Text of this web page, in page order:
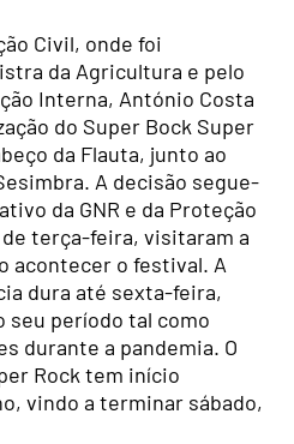
Civil, onde foi
da Agricultura e pelo
Interna, António Costa
do Super Bock Super
da Flauta, junto ao
A decisão segue-
da GNR e da Proteção
terça-feira, visitaram a
acontecer o festival. A
dura até sexta-feira,
seu período tal como
durante a pandemia. O
Rock tem início
vindo a terminar sábado,